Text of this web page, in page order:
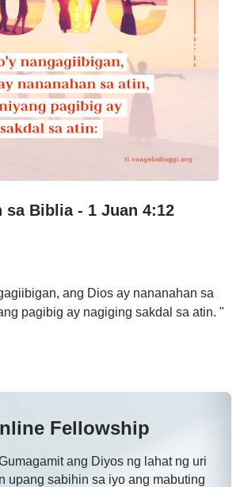
sa Biblia - 1 Juan 4:12
ang Dios ay nananahan sa
pagibig ay nagiging sakdal sa atin. "
Fellowship
ang Diyos ng lahat ng uri
upang sabihin sa iyo ang mabuting